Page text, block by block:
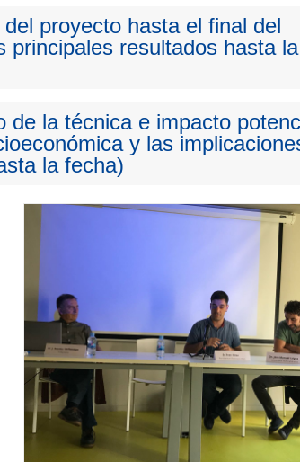
proyecto hasta el final del
principales resultados hasta la
de la técnica e impacto
y las
la fecha)